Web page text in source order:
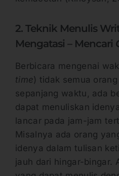
2. Teknik Menulis
Mengatasi – Mencari
Berbicara mengenai
time) tidak semua
sepanjang waktu, ada
dapat menuliskan
lancar pada jam-jam
Misalnya ada orang
idenya dalam tulisan
jauh dari hingar-bingar.